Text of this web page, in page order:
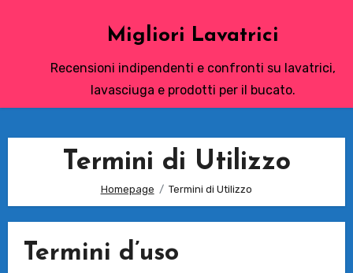
Migliori Lavatrici
Recensioni indipendenti e confronti su lavatrici,
lavasciuga e prodotti per il bucato.
Termini di Utilizzo
Homepage Termini di Utilizzo
Termini d’uso